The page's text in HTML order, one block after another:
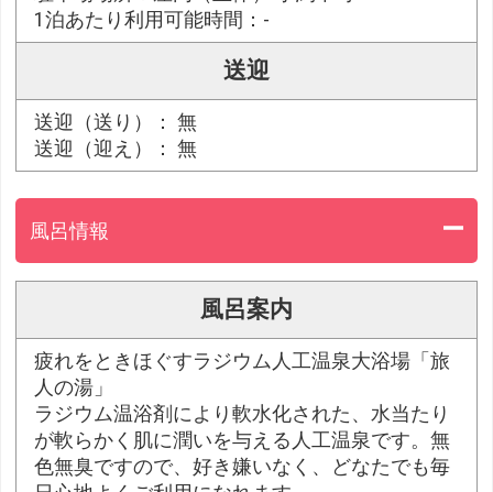
1泊あたり利用可能時間：-
送迎
送迎（送り）： 無
送迎（迎え）： 無
風呂情報
風呂案内
疲れをときほぐすラジウム人工温泉大浴場「旅
人の湯」
ラジウム温浴剤により軟水化された、水当たり
が軟らかく肌に潤いを与える人工温泉です。無
色無臭ですので、好き嫌いなく、どなたでも毎